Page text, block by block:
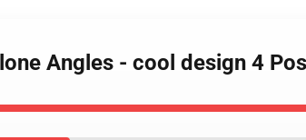
Angles - cool design 4